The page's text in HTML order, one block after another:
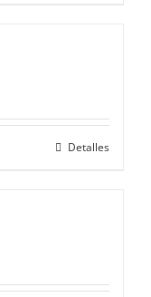
Detalles